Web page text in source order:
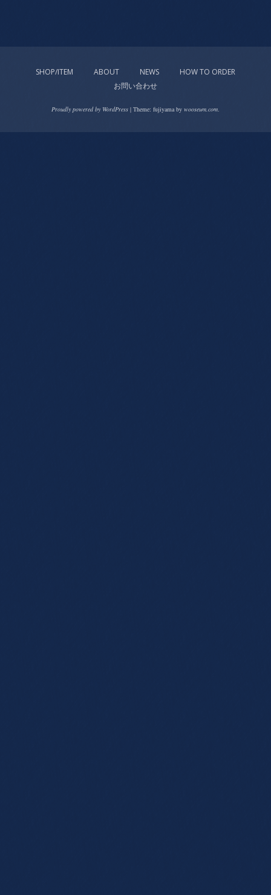
SHOP/ITEM ABOUT NEWS
HOW TO ORDER
お問い合わせ
Proudly powered by WordPress | Theme: fujiyama by wooseum.com.